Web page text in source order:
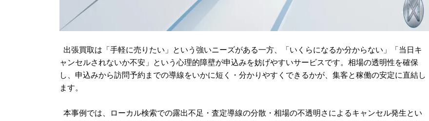
出張買取は「手軽に売りたい」という強いニーズがある一方、「いくらになるか分からない」「当日キ
ャンセルされないか不安」という心理的障壁が申込みを妨げやすいサービスです。相場の透明性を確保
し、申込みから訪問予約までの導線をいかに短く・分かりやすくできるかが、集客と稼働の安定に直結し
ます。
本事例では、ローカル検索での露出不足・査定導線の分散・相場の不透明さによるキャンセル発生とい